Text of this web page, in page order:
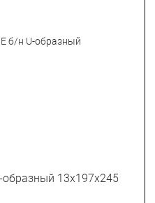
13х197х245